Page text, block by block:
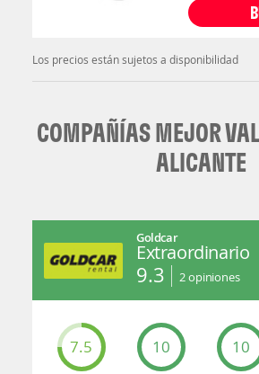
Los precios están sujetos a disponibilidad
COMPAÑÍAS MEJOR
ALICANTE
Goldcar
Extraordinario
9.3 2opiniones
7.5 10 10